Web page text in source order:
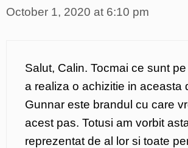
October 1, 2020 at 6:10 pm
Salut, Calin. Tocmai ce sunt
a realiza o achizitie in aceasta
Gunnar este brandul cu care
acest pas. Totusi am vorbit
reprezentat de al lor si toate